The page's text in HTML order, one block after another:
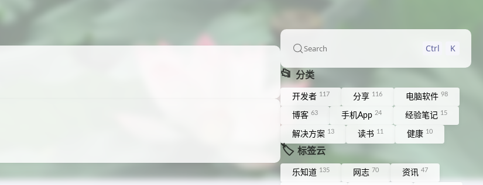
Search Ctrl K
📂 分类
开发者 117 分享 116 电脑软件 98
博客 63 手机App 24 经验笔记 15
解决方案 13 读书 11 健康 10
🏷️ 标签云
乐知道 135 网志 70 资讯 47